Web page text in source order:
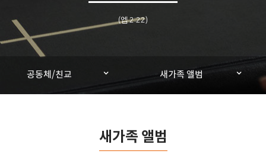
(엡 2:22)
공동체/친교 새가족 앨범
새가족 앨범